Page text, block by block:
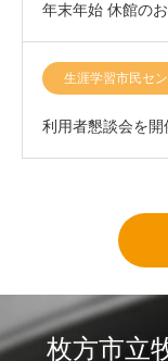
年末年始 休館の
生涯学習市民セ
利用者懇談会を開
枚方市立